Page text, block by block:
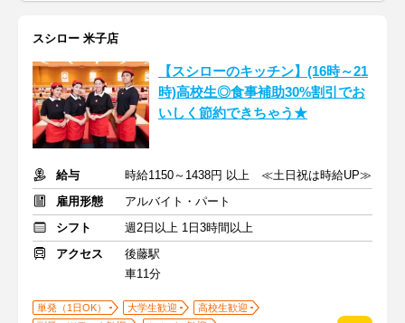
スシロー 米子店
【スシローのキッチン】(16時～21
時)高校生◎食事補助30%割引でお
いしく節約できちゃう★
給与
時給1150～1438円 以上 ≪土日祝は時給UP≫
雇用形態
アルバイト・パート
シフト
週2日以上 1日3時間以上
アクセス
後藤駅
車11分
単発（1日OK） 大学生歓迎
高校生歓迎